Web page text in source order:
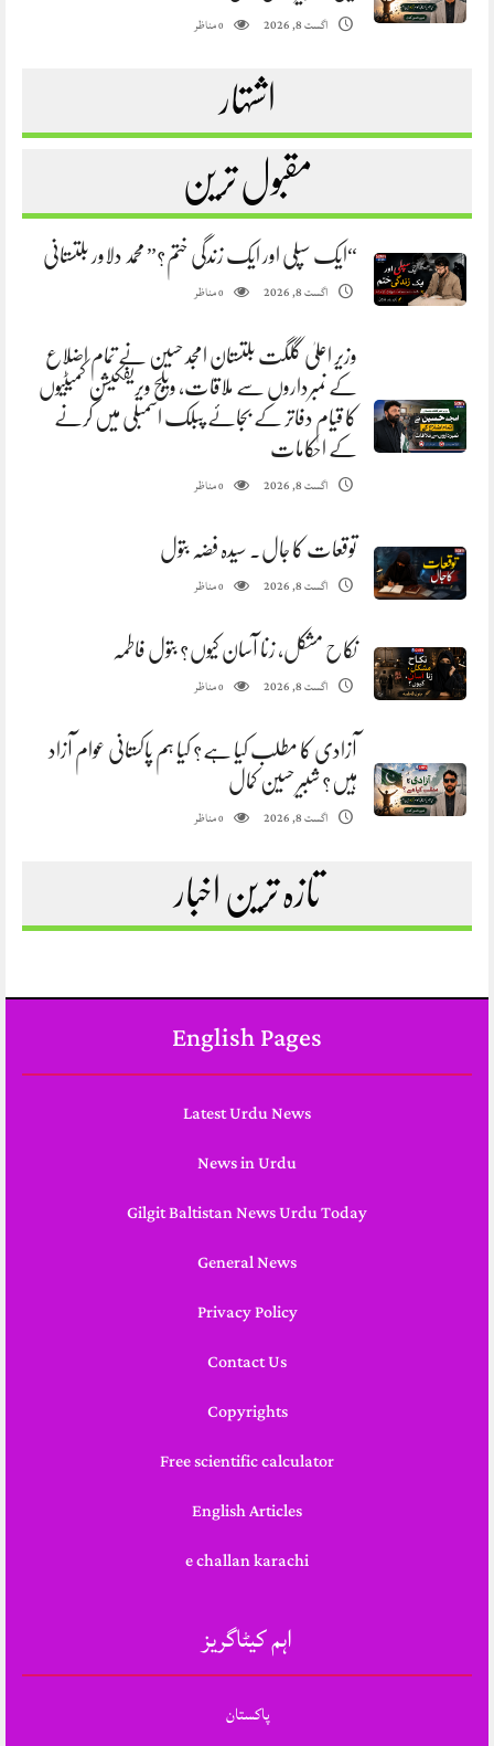
اگست 8, 2026 0مناظر
اشتہار
مقبول ترین
“ایک سپلی اور ایک زندگی ختم؟” محمد دلاور بلتستانی
اگست 8, 2026 0مناظر
وزیر اعلیٰ گلگت بلتستان امجد حسین نے تمام اضلاع
کے نمبرداروں سے ملاقات، ویلج ویریفکیشن کمیٹیوں
کا قیام دفاتر کے بجائے پبلک اسمبلی میں کرنے
کے احکامات
اگست 8, 2026 0مناظر
توقعات کا جال. سیدہ فضہ بتول
اگست 8, 2026 0مناظر
نکاح مشکل، زنا آسان کیوں؟ بتول فاطمہ
اگست 8, 2026 0مناظر
آزادی کا مطلب کیا ہے؟ کیا ہم پاکستانی عوام آزاد
ہیں؟ شبیر حسین کمال
اگست 8, 2026 0مناظر
تازہ ترین اخبار
English Pages
Latest Urdu News
News in Urdu
Gilgit Baltistan News Urdu Today
General News
Privacy Policy
Contact Us
Copyrights
Free scientific calculator
English Articles
e challan karachi
اہم کیٹاگریز
پاکستان